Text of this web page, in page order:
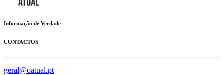
Informação de Verdade
CONTACTOS
geral@oatual.pt